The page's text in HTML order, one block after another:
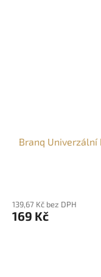
Branq
139,67 Kč bez DPH
169 Kč